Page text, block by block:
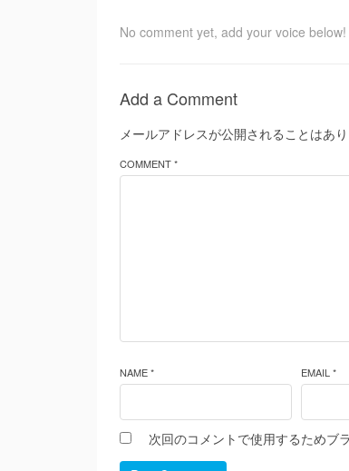
No comment yet, add your voice below!
Add a Comment
メールアドレスが公開されることはあり
COMMENT *
NAME * EMAIL *
次回のコメントで使用するためブ